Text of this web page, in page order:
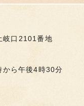
口2101番地
ら午後4時30分